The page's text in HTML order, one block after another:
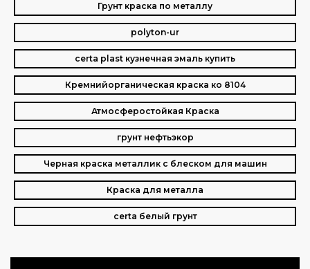
Грунт краска по металлу
polyton-ur
certa plast кузнечная эмаль купить
Кремнийорганическая краска ко 8104
Атмосферостойкая Краска
грунт нефтьэкор
Черная краска металлик с блеском для машин
Краска для металла
certa белый грунт